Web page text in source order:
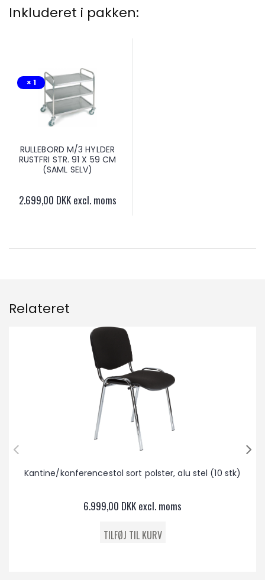
Inkluderet i pakken:
× 1
RULLEBORD M/3 HYLDER
RUSTFRI STR. 91 X 59 CM
(SAML SELV)
2.699,00 DKK excl. moms
Relateret
Kantine/konferencestol sort polster, alu stel (10 stk)
6.999,00 DKK excl. moms